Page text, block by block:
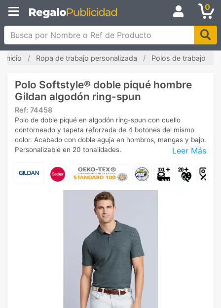
0
Busca por Nombre o Ref de Producto
Inicio Ropa de trabajo personalizada Polos de trabajo
Polo Softstyle® doble piqué hombre
Gildan algodón ring-spun
Ref: 74458
Leer Más
Polo de doble piqué en algodón ring-spun con cuello
contorneado y tapeta reforzada de 4 botones del mismo
color. Acabado con doble aguja en hombros, mangas y bajo.
Personalizable en 20 tonalidades.